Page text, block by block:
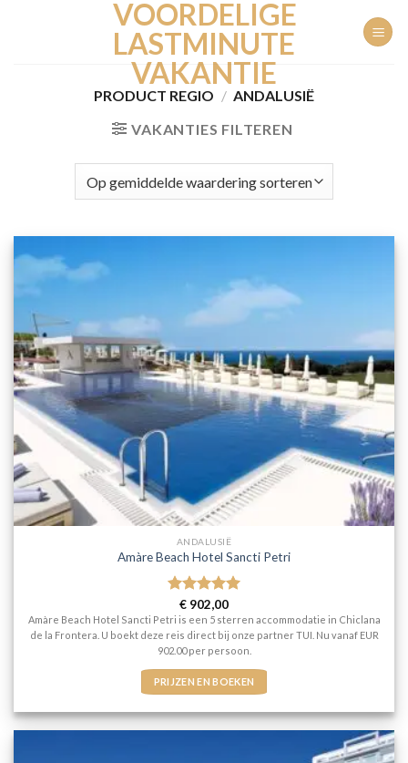
VOORDELIGE
LASTMINUTE
VAKANTIE
PRODUCT REGIO / ANDALUSIË
VAKANTIES FILTEREN
ANDALUSIË
Amàre Beach Hotel Sancti Petri
Gewaardeerd
5uit 5
€ 902,00
Amàre Beach Hotel Sancti Petri is een 5 sterren accommodatie in Chiclana
de la Frontera. U boekt deze reis direct bij onze partner TUI. Nu vanaf EUR
902.00 per persoon.
PRIJZEN EN BOEKEN